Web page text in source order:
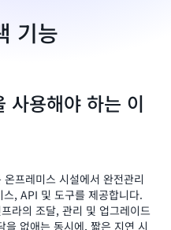
기능
용해야 하는 이
프레미스 시설에서 완전관리
, API 및 도구를 제공합니다.
라의 조달, 관리 및 업그레이드
없애는 동시에, 짧은 지연 시